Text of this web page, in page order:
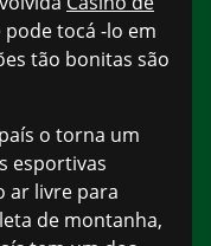
tocá -lo em
tão bonitas são
o torna um
esportivas
ar livre para
de montanha,